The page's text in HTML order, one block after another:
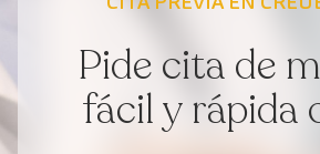
Pide cita de
fácil y rápida